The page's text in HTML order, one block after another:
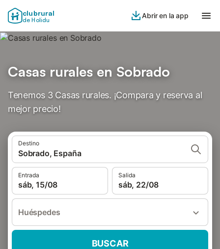
clubrural
de Holidu
Abrir en la app
Casas rurales en Sobrado
Tenemos 3 Casas rurales. ¡Compara y reserva al
mejor precio!
Destino
Sobrado, España
Entrada
sáb, 15/08
Salida
sáb, 22/08
Huéspedes
BUSCAR